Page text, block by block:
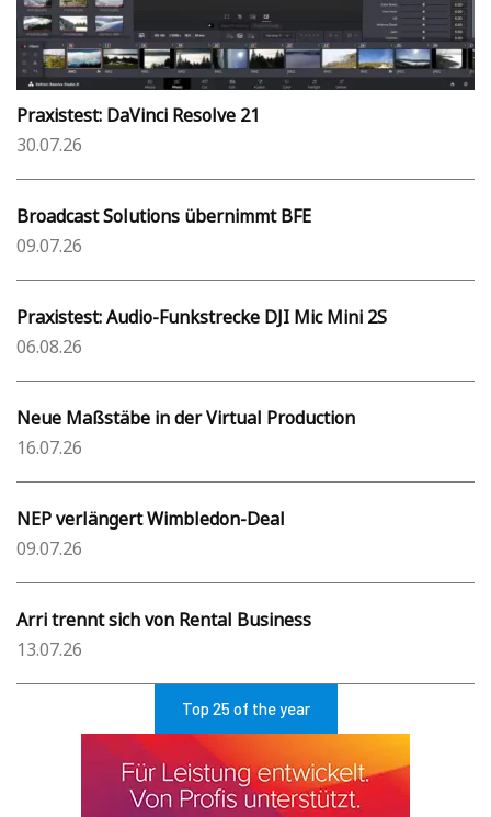
Praxistest: DaVinci Resolve 21
30.07.26
Broadcast Solutions übernimmt BFE
09.07.26
Praxistest: Audio-Funkstrecke DJI Mic Mini 2S
06.08.26
Neue Maßstäbe in der Virtual Production
16.07.26
NEP verlängert Wimbledon-Deal
09.07.26
Arri trennt sich von Rental Business
13.07.26
Top 25 of the year